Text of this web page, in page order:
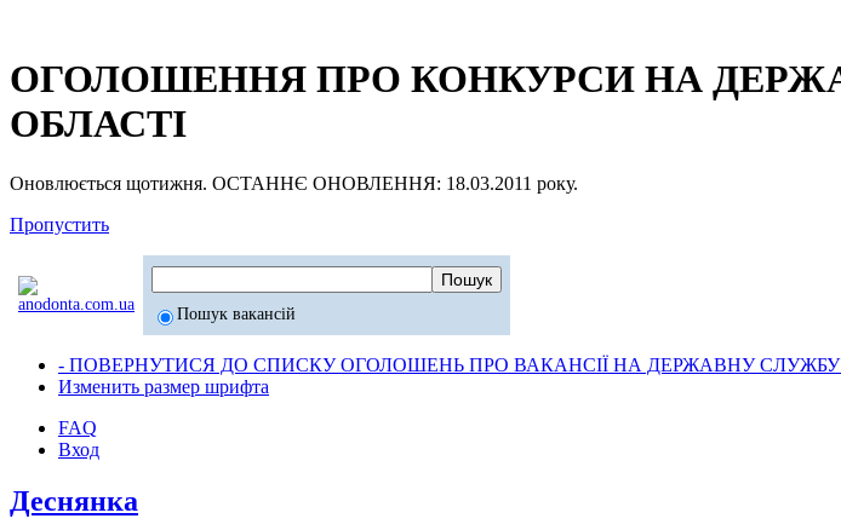
ОГОЛОШЕННЯ ПРО КОНКУРСИ НА
ОБЛАСТІ
Оновлюється щотижня. ОСТАННЄ ОНОВЛЕННЯ: 18.03.2011 року.
Пропустить
Пошук вакансій
- ПОВЕРНУТИСЯ ДО СПИСКУ ОГОЛОШЕНЬ ПРО ВАКАНСІЇ НА ДЕРЖАВНУ СЛУЖБУ
Изменить размер шрифта
FAQ
Вход
Деснянка